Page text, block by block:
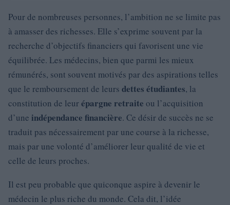
Pour de nombreuses personnes, l’ambition ne se limite pas
à amasser des richesses. Elle s’exprime souvent par la
recherche d’objectifs financiers qui favorisent une vie
équilibrée. Les médecins, bien que parmi les mieux
rémunérés, sont souvent motivés par des aspirations telles
que le remboursement de leurs dettes étudiantes, la
constitution de leurépargne retraite ou l’acquisition
d’une indépendance financière. Ce désir de succès ne se
traduit pas nécessairement par une course à la richesse,
mais par une volonté d’améliorer leur qualité de vie et
celle de leurs proches.
Il est peu probable que quiconque aspire à devenir le
médecin le plus riche du monde. Cela dit, l’idée